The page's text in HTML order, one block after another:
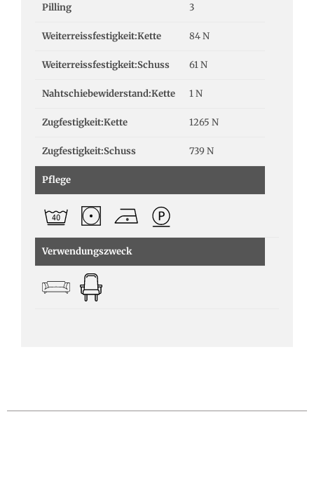
Pilling 3
Weiterreissfestigkeit:Kette 84 N
Weiterreissfestigkeit:Schuss 61 N
Nahtschiebewiderstand:Kette 1 N
Zugfestigkeit:Kette 1265 N
Zugfestigkeit:Schuss 739 N
Pflege
Verwendungszweck